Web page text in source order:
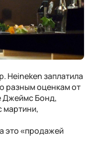
Heineken заплатила
разным оценкам от
Джеймс Бонд,
мартини,
это «продажей